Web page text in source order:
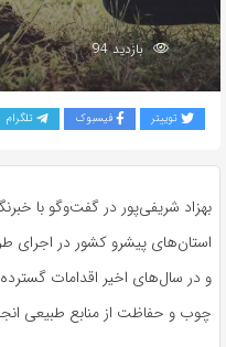
بازدید 94
توییتر فیسبوک تلگرام
بهزاد شریفی‌پور در گفت‌وگو با
استان‌های پیشرو کشور در
و در سال‌های اخیر اقدامات
چوب و حفاظت از منابع طبیعی